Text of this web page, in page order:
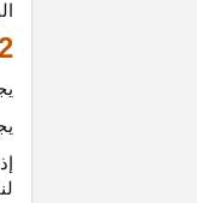
2. متطلبات